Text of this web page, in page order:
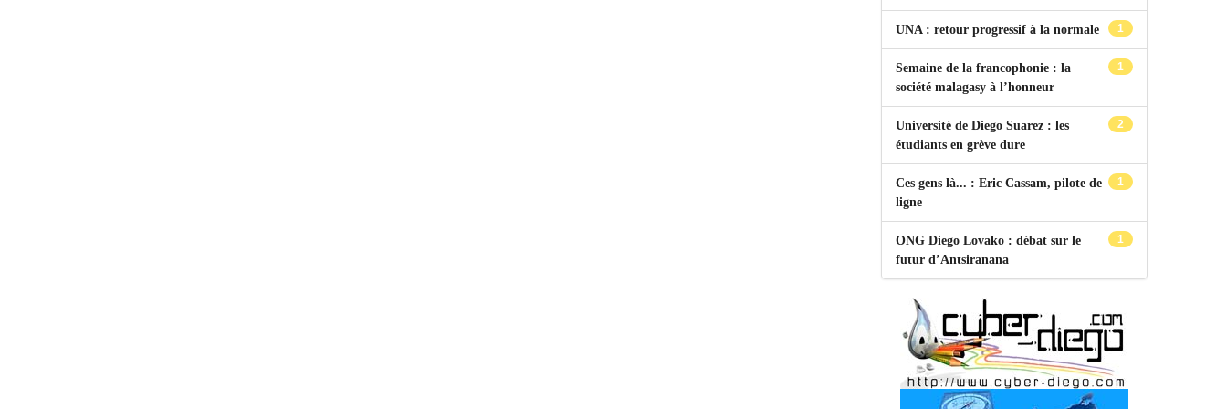
1
UNA : retour progressif à la normale
1
Semaine de la francophonie : la
société malagasy à l’honneur
2
Université de Diego Suarez : les
étudiants en grève dure
1
Ces gens là... : Eric Cassam, pilote de
ligne
1
ONG Diego Lovako : débat sur le
futur d’Antsiranana